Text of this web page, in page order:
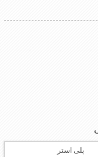
پلی استر